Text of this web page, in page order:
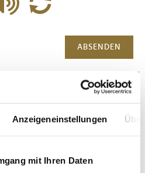
Anzeigeneinstellungen
mit Ihren Daten
ABSENDEN
LAUTSCHALTEN